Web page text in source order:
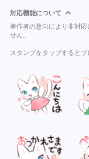
対応機能について
著作者の意向により非対
せん。
スタンプをタップするとプ